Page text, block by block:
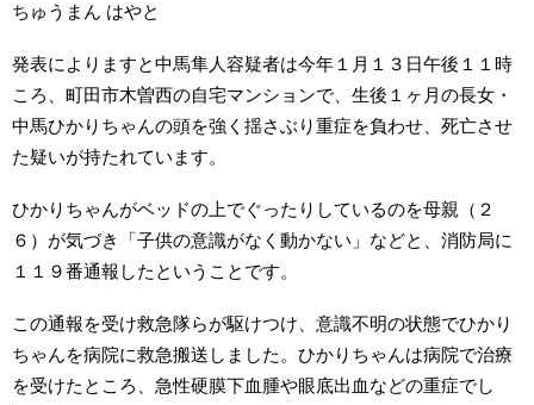
ちゅうまん はやと
発表によりますと中馬隼人容疑者は今年１月１３日午後１１時
ころ、町田市木曽西の自宅マンションで、生後１ヶ月の長女・
中馬ひかりちゃんの頭を強く揺さぶり重症を負わせ、死亡させ
た疑いが持たれています。
ひかりちゃんがベッドの上でぐったりしているのを母親（２
６）が気づき「子供の意識がなく動かない」などと、消防局に
１１９番通報したということです。
この通報を受け救急隊らが駆けつけ、意識不明の状態でひかり
ちゃんを病院に救急搬送しました。ひかりちゃんは病院で治療
を受けたところ、急性硬膜下血腫や眼底出血などの重症でし